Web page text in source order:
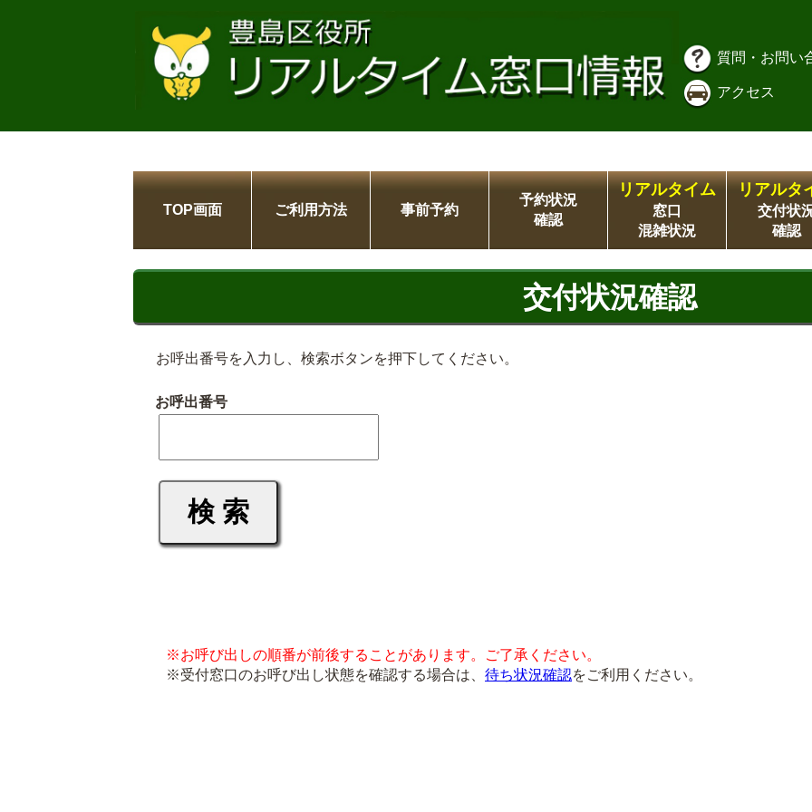
質問・お問い
アクセス
TOP画面 ご利用方法 事前予約
予約状況
確認
リアルタイム
窓口
混雑状況
リアルタ
交付状
確認
交付状況確認
お呼出番号を入力し、検索ボタンを押下してください。
お呼出番号
※お呼び出しの順番が前後することがあります。ご了承ください。
※受付窓口のお呼び出し状態を確認する場合は、 待ち状況確認をご利用ください。